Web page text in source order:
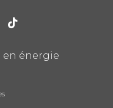
en énergie